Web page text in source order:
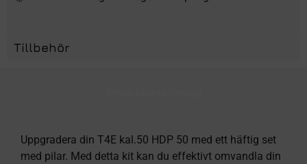
Tillbehör
Uppgradera din T4E kal.50 HDP 50 med ett häftig set
med pilar. Med detta kit kan du effektivt omvandla din